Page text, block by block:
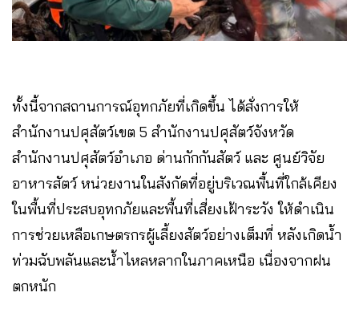
ทั้งนี้จากสถานการณ์อุทกภัยที่เกิดขึ้น ได้สั่งการให้
สำนักงานปศุสัตว์เขต 5 สำนักงานปศุสัตว์จังหวัด
สำนักงานปศุสัตว์อำเภอ ด่านกักกันสัตว์ และ ศูนย์วิจัย
อาหารสัตว์ หน่วยงานในสังกัดที่อยู่บริเวณพื้นที่ใกล้เคียง
ในพื้นที่ประสบอุทกภัยและพื้นที่เสี่ยงเฝ้าระวัง ให้ดำเนิน
การช่วยเหลือเกษตรกรผู้เลี้ยงสัตว์อย่างเต็มที่ หลังเกิดน้ำ
ท่วมฉับพลันและน้ำไหลหลากในภาคเหนือ เนื่องจากฝน
ตกหนัก